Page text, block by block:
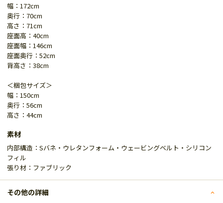
幅：172cm
奥行：70cm
高さ：71cm
座面高：40cm
座面幅：146cm
座面奥行：52cm
背高さ：38cm
＜梱包サイズ＞
幅：150cm
奥行：56cm
高さ：44cm
素材
内部構造：Sバネ・ウレタンフォーム・ウェービングベルト・シリコン
フィル
張り材：ファブリック
その他の詳細